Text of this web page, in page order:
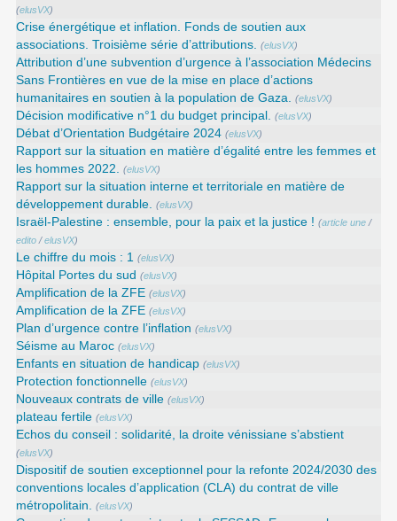
(elusVX)
Crise énergétique et inflation. Fonds de soutien aux
associations. Troisième série d’attributions. (elusVX)
Attribution d’une subvention d’urgence à l’association Médecins
Sans Frontières en vue de la mise en place d’actions
humanitaires en soutien à la population de Gaza. (elusVX)
Décision modificative n°1 du budget principal. (elusVX)
Débat d’Orientation Budgétaire 2024 (elusVX)
Rapport sur la situation en matière d’égalité entre les femmes et
les hommes 2022. (elusVX)
Rapport sur la situation interne et territoriale en matière de
développement durable. (elusVX)
Israël-Palestine : ensemble, pour la paix et la justice ! (article une /
edito /elusVX)
Le chiffre du mois : 1 (elusVX)
Hôpital Portes du sud (elusVX)
Amplification de la ZFE (elusVX)
Amplification de la ZFE (elusVX)
Plan d’urgence contre l’inflation (elusVX)
Séisme au Maroc (elusVX)
Enfants en situation de handicap (elusVX)
Protection fonctionnelle (elusVX)
Nouveaux contrats de ville (elusVX)
plateau fertile (elusVX)
Echos du conseil : solidarité, la droite vénissiane s’abstient
(elusVX)
Dispositif de soutien exceptionnel pour la refonte 2024/2030 des
conventions locales d’application (CLA) du contrat de ville
métropolitain. (elusVX)